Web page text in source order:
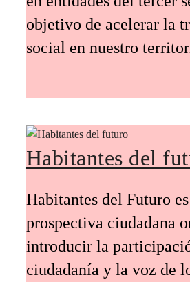
objetivo de acelerar la
social en nuestro
Habitantes del
Habitantes del Futuro
prospectiva ciudadana
introducir la
ciudadanía y la voz de